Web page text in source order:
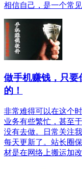
相信自己，是一个常
做手机赚钱，只要
的！
非常难得可以在这个
业务有些繁忙，甚至
没有去做。日常关注
每天更新了。站长圈
材是在网络上搬运加